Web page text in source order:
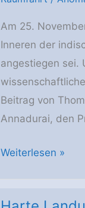
Am 25.
Inneren der
angestiegen sei.
Beitrag von
Annadurai, den
Probleme
Weiterlesen »